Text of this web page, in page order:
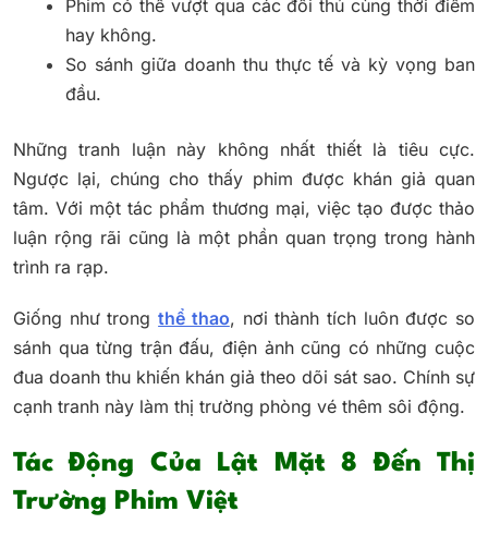
Phim có thể vượt qua các đối thủ cùng thời điểm
hay không.
So sánh giữa doanh thu thực tế và kỳ vọng ban
đầu.
Những tranh luận này không nhất thiết là tiêu cực.
Ngược lại, chúng cho thấy phim được khán giả quan
tâm. Với một tác phẩm thương mại, việc tạo được thảo
luận rộng rãi cũng là một phần quan trọng trong hành
trình ra rạp.
Giống như trongthể thao, nơi thành tích luôn được so
sánh qua từng trận đấu, điện ảnh cũng có những cuộc
đua doanh thu khiến khán giả theo dõi sát sao. Chính sự
cạnh tranh này làm thị trường phòng vé thêm sôi động.
Tác Động Của Lật Mặt 8 Đến Thị
Trường Phim Việt